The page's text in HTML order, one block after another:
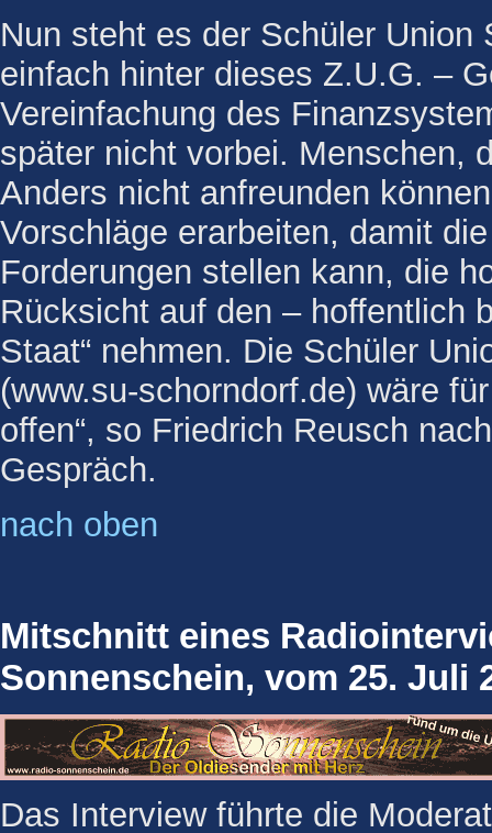
Nun steht es der Schüler
einfach hinter dieses Z.U.G. –
Vereinfachung des
später nicht vorbei. Menschen,
Anders nicht anfreunden
Vorschläge erarbeiten, damit
Forderungen stellen kann, die
Rücksicht auf den – hoffentlich
Staat“ nehmen. Die Schüler
(www.su-schorndorf.de) wäre
offen“, so Friedrich Reusch
Gespräch.
nach oben
Mitschnitt eines
Sonnenschein, vom 25. Juli
Das Interview führte die